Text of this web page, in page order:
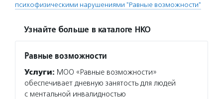
психофизическими нарушениями "Равные возможности"
Узнайте больше в каталоге НКО
Равные возможности
Услуги: МОО «Равные возможности»
обеспечивает дневную занятость для людей
с ментальной инвалидностью